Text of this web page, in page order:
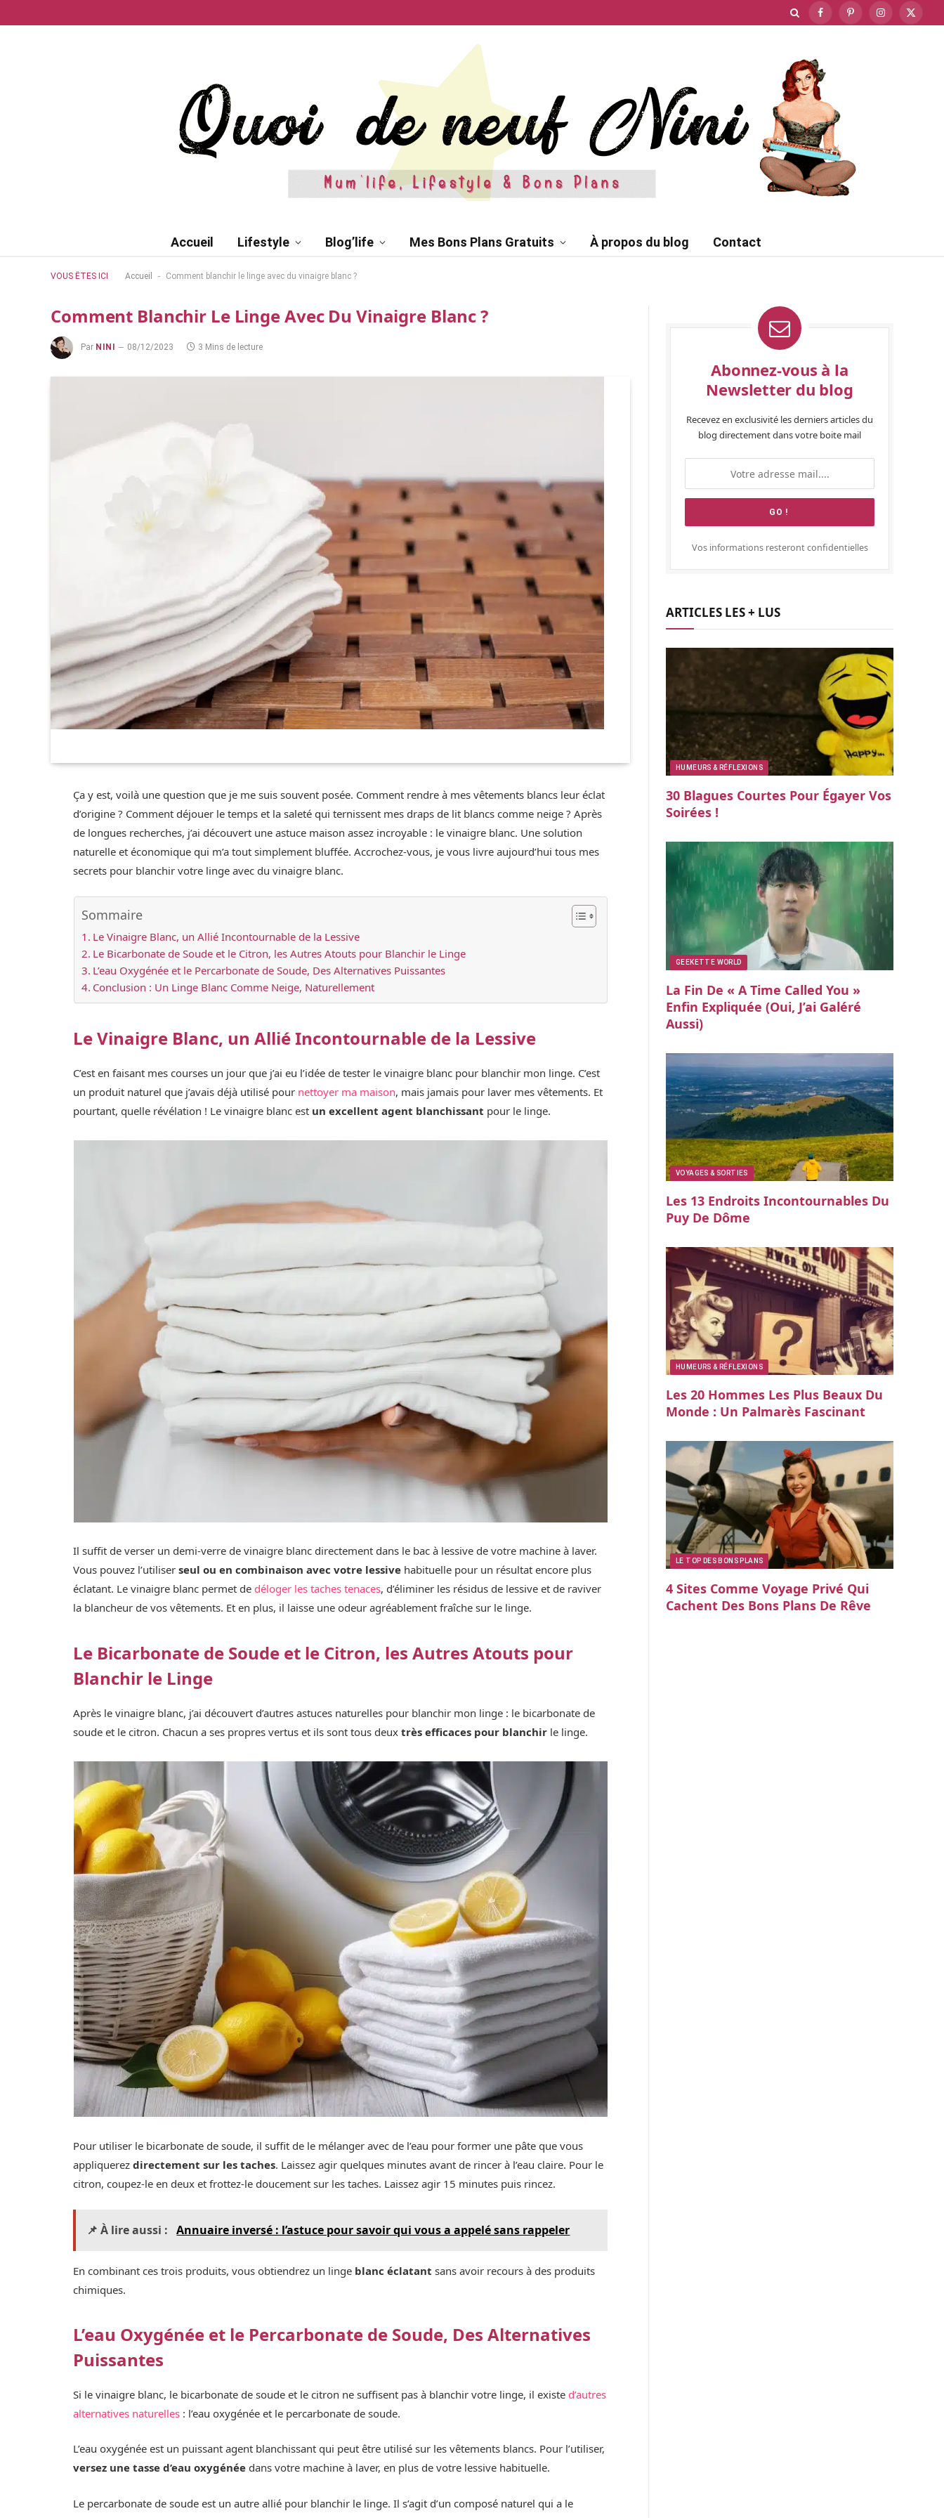
FacebookPinterestInstagram
X
Accueil Lifestyle Blog’life Mes Bons Plans Gratuits À propos du blog Contact
VOUS ÊTES ICI Accueil - Comment blanchir le linge avec du vinaigre blanc ?
Comment Blanchir Le Linge Avec Du Vinaigre Blanc ?
Par NINI 08/12/2023 3 Mins de lecture
Ça y est, voilà une question que je me suis souvent posée. Comment rendre à mes vêtements blancs leur éclat
d’origine ? Comment déjouer le temps et la saleté qui ternissent mes draps de lit blancs comme neige ? Après
de longues recherches, j’ai découvert une astuce maison assez incroyable : le vinaigre blanc. Une solution
naturelle et économique qui m’a tout simplement bluffée. Accrochez-vous, je vous livre aujourd’hui tous mes
secrets pour blanchir votre linge avec du vinaigre blanc.
Sommaire
Le Vinaigre Blanc, un Allié Incontournable de la Lessive
Le Bicarbonate de Soude et le Citron, les Autres Atouts pour Blanchir le Linge
L’eau Oxygénée et le Percarbonate de Soude, Des Alternatives Puissantes
Conclusion : Un Linge Blanc Comme Neige, Naturellement
Le Vinaigre Blanc, un Allié Incontournable de la Lessive
C’est en faisant mes courses un jour que j’ai eu l’idée de tester le vinaigre blanc pour blanchir mon linge. C’est
un produit naturel que j’avais déjà utilisé pour nettoyer ma maison, mais jamais pour laver mes vêtements. Et
pourtant, quelle révélation ! Le vinaigre blanc est un excellent agent blanchissant pour le linge.
Il suffit de verser un demi-verre de vinaigre blanc directement dans le bac à lessive de votre machine à laver.
Vous pouvez l’utiliserseul ou en combinaison avec votre lessive habituelle pour un résultat encore plus
éclatant. Le vinaigre blanc permet de déloger les taches tenaces, d’éliminer les résidus de lessive et de raviver
la blancheur de vos vêtements. Et en plus, il laisse une odeur agréablement fraîche sur le linge.
Le Bicarbonate de Soude et le Citron, les Autres Atouts pour
Blanchir le Linge
Après le vinaigre blanc, j’ai découvert d’autres astuces naturelles pour blanchir mon linge : le bicarbonate de
soude et le citron. Chacun a ses propres vertus et ils sont tous deuxtrès efficaces pour blanchir le linge.
Pour utiliser le bicarbonate de soude, il suffit de le mélanger avec de l’eau pour former une pâte que vous
appliquerez directement sur les taches. Laissez agir quelques minutes avant de rincer à l’eau claire. Pour le
citron, coupez-le en deux et frottez-le doucement sur les taches. Laissez agir 15 minutes puis rincez.
📌 À lire aussi : Annuaire inversé : l’astuce pour savoir qui vous a appelé sans rappeler
En combinant ces trois produits, vous obtiendrez un linge blanc éclatant sans avoir recours à des produits
chimiques.
L’eau Oxygénée et le Percarbonate de Soude, Des Alternatives
Puissantes
Si le vinaigre blanc, le bicarbonate de soude et le citron ne suffisent pas à blanchir votre linge, il existe d’autres
alternatives naturelles : l’eau oxygénée et le percarbonate de soude.
L’eau oxygénée est un puissant agent blanchissant qui peut être utilisé sur les vêtements blancs. Pour l’utiliser,
versez une tasse d’eau oxygénée dans votre machine à laver, en plus de votre lessive habituelle.
Le percarbonate de soude est un autre allié pour blanchir le linge. Il s’agit d’un composé naturel qui a le
Abonnez-vous à la
Newsletter du blog
Recevez en exclusivité les derniers articles du
blog directement dans votre boite mail
Vos informations resteront confidentielles
ARTICLES LES + LUS
HUMEURS & RÉFLEXIONS
30 Blagues Courtes Pour Égayer Vos
Soirées !
GEEKETTE WORLD
La Fin De « A Time Called You »
Enfin Expliquée (oui, J’ai Galéré
Aussi)
VOYAGES & SORTIES
Les 13 Endroits Incontournables Du
Puy De Dôme
HUMEURS & RÉFLEXIONS
Les 20 Hommes Les Plus Beaux Du
Monde : Un Palmarès Fascinant
LE TOP DES BONS PLANS
4 Sites Comme Voyage Privé Qui
Cachent Des Bons Plans De Rêve